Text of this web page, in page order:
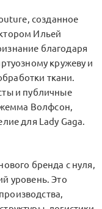
созданное
Ильей
благодаря
кружеву и
ткани.
и публичные
Волфсон,
для Lady Gaga.
бренда с нуля,
уровень. Это